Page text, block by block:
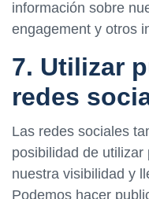
información sobre
engagement y otros
7. Utilizar
redes
Las redes sociales
posibilidad de
nuestra visibilidad y
Podemos hacer